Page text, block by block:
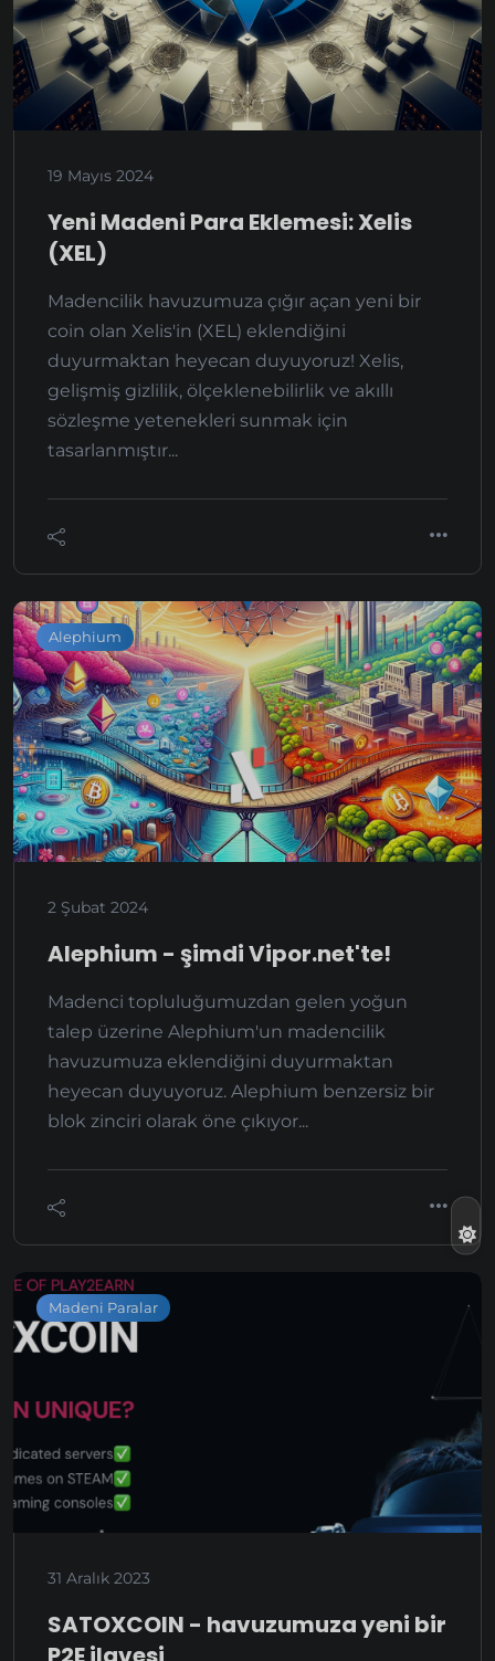
19 Mayıs 2024
Yeni Madeni Para Eklemesi: Xelis
(XEL)
Madencilik havuzumuza çığır açan yeni bir
coin olan Xelis'in (XEL) eklendiğini
duyurmaktan heyecan duyuyoruz! Xelis,
gelişmiş gizlilik, ölçeklenebilirlik ve akıllı
sözleşme yetenekleri sunmak için
tasarlanmıştır...
Alephium
2 Şubat 2024
Alephium - şimdi Vipor.net'te!
Madenci topluluğumuzdan gelen yoğun
talep üzerine Alephium'un madencilik
havuzumuza eklendiğini duyurmaktan
heyecan duyuyoruz. Alephium benzersiz bir
blok zinciri olarak öne çıkıyor...
Madeni Paralar
31 Aralık 2023
SATOXCOIN - havuzumuza yeni bir